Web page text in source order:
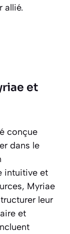
allié.
et
conçue
dans le
intuitive et
Myriae
leur
et